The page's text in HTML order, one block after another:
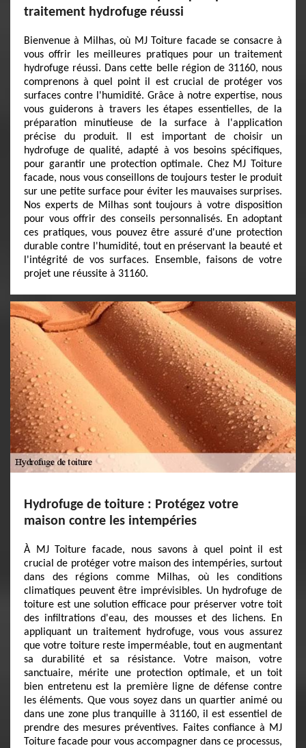
traitement hydrofuge réussi
Bienvenue à Milhas, où MJ Toiture facade se consacre à
vous offrir les meilleures pratiques pour un traitement
hydrofuge réussi. Dans cette belle région de 31160, nous
comprenons à quel point il est crucial de protéger vos
surfaces contre l'humidité. Grâce à notre expertise, nous
vous guiderons à travers les étapes essentielles, de la
préparation minutieuse de la surface à l'application
précise du produit. Il est important de choisir un
hydrofuge de qualité, adapté à vos besoins spécifiques,
pour garantir une protection optimale. Chez MJ Toiture
facade, nous vous conseillons de toujours tester le produit
sur une petite surface pour éviter les mauvaises surprises.
Nos experts de Milhas sont toujours à votre disposition
pour vous offrir des conseils personnalisés. En adoptant
ces pratiques, vous pouvez être assuré d'une protection
durable contre l'humidité, tout en préservant la beauté et
l'intégrité de vos surfaces. Ensemble, faisons de votre
projet une réussite à 31160.
Hydrofuge de toiture : Protégez votre
maison contre les intempéries
À MJ Toiture facade, nous savons à quel point il est
crucial de protéger votre maison des intempéries, surtout
dans des régions comme Milhas, où les conditions
climatiques peuvent être imprévisibles. Un hydrofuge de
toiture est une solution efficace pour préserver votre toit
des infiltrations d'eau, des mousses et des lichens. En
appliquant un traitement hydrofuge, vous vous assurez
que votre toiture reste imperméable, tout en augmentant
sa durabilité et sa résistance. Votre maison, votre
sanctuaire, mérite une protection optimale, et un toit
bien entretenu est la première ligne de défense contre
les éléments. Que vous soyez dans un quartier animé ou
dans une zone plus tranquille à 31160, il est essentiel de
prendre des mesures préventives. Faites confiance à MJ
Toiture facade pour vous accompagner dans ce processus,